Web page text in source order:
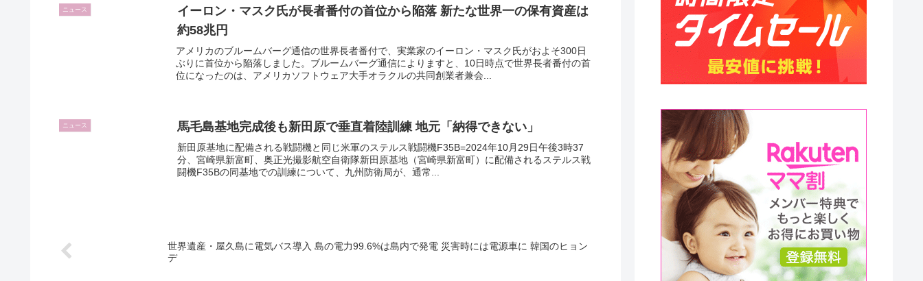
ニュース
イーロン・マスク氏が長者番付の首位から陥落 新たな世界一の保有資産は
約58兆円
アメリカのブルームバーグ通信の世界長者番付で、実業家のイーロン・マスク氏がおよそ300日
ぶりに首位から陥落しました。ブルームバーグ通信によりますと、10日時点で世界長者番付の首
位になったのは、アメリカソフトウェア大手オラクルの共同創業者兼会...
ニュース 馬毛島基地完成後も新田原で垂直着陸訓練 地元「納得できない」
新田原基地に配備される戦闘機と同じ米軍のステルス戦闘機F35B=2024年10月29日午後3時37
分、宮崎県新富町、奥正光撮影航空自衛隊新田原基地（宮崎県新富町）に配備されるステルス戦
闘機F35Bの同基地での訓練について、九州防衛局が、通常...
世界遺産・屋久島に電気バス導入 島の電力99.6%は島内で発電 災害時には電源車に 韓国のヒョン
デ